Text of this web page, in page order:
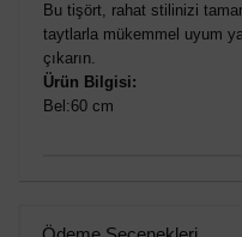
Bu tişört, rahat stilinizi
taytlarla mükemmel uyum
çıkarın.
Ürün Bilgisi:
Bel:60 cm